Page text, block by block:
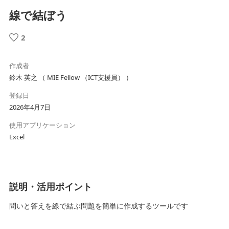
線で結ぼう
2
作成者
鈴木 英之 （ MIE Fellow （ICT支援員） ）
登録日
2026年4月7日
使用アプリケーション
Excel
説明・活用ポイント
問いと答えを線で結ぶ問題を簡単に作成するツールです